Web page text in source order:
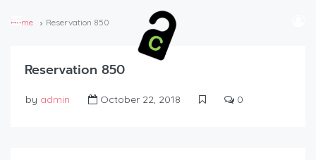
Home Reservation 850
Reservation 850
by admin October 22, 2018 0